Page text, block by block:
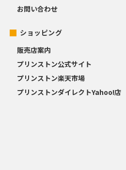
お問い合わせ
ショッピング
販売店案内
プリンストン公式サイト
プリンストン楽天市場
プリンストンダイレクトYahoo!店